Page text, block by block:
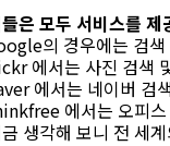
은 모두 서비스를 제
의 경우에는 검색
에서는 사진 검색
에서는 네이버 검
에서는 오피스
생각해 보니 전 세